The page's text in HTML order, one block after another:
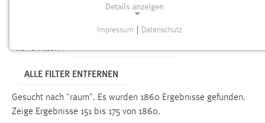
Aktive Filter:
ALLE FILTER ENTFERNEN
Gesucht nach "raum". Es wurden 1860 Ergebnisse gefunden.
Zeige Ergebnisse 151 bis 175 von 1860.
Details anzeigen
Funktionen und sind für die einwandfreie Funktion der
Einverständnis
Impressum Datenschutz